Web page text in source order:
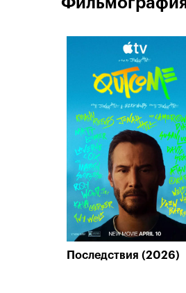
Последствия (2026)